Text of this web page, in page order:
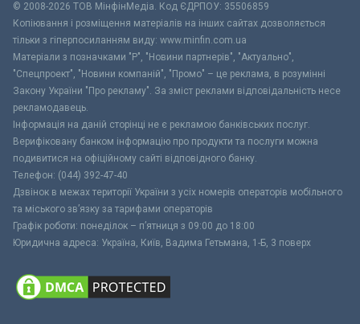
© 2008-2026 ТОВ МiнфiнМедiа. Код ЄДРПОУ: 35506859
Копіювання і розміщення матеріалів на інших сайтах дозволяється
тільки з гіперпосиланням виду: www.minfin.com.ua
Матеріали з позначками "Р", "Новини партнерів", "Актуально",
"Спецпроект", "Новини компаній", "Промо" – це реклама, в розумінні
Закону України "Про рекламу". За зміст реклами відповідальність несе
рекламодавець.
Інформація на даній сторінці не є рекламою банківських послуг.
Верифіковану банком інформацію про продукти та послуги можна
подивитися на офіційному сайті відповідного банку.
Телефон: (044) 392-47-40
Дзвінок в межах території України з усіх номерів операторів мобільного
та міського зв’язку за тарифами операторів
Графік роботи: понеділок – п’ятниця з 09:00 до 18:00
Юридична адреса: Україна, Київ, Вадима Гетьмана, 1-Б, 3 поверх